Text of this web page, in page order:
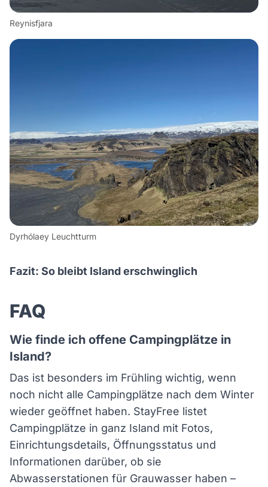
Reynisfjara
Dyrhólaey Leuchtturm
Fazit: So bleibt Island erschwinglich
FAQ
Wie finde ich offene Campingplätze in
Island?
Das ist besonders im Frühling wichtig, wenn
noch nicht alle Campingplätze nach dem Winter
wieder geöffnet haben. StayFree listet
Campingplätze in ganz Island mit Fotos,
Einrichtungsdetails, Öffnungsstatus und
Informationen darüber, ob sie
Abwasserstationen für Grauwasser haben –